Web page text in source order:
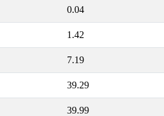
0.04
1.42
7.19
39.29
39.99